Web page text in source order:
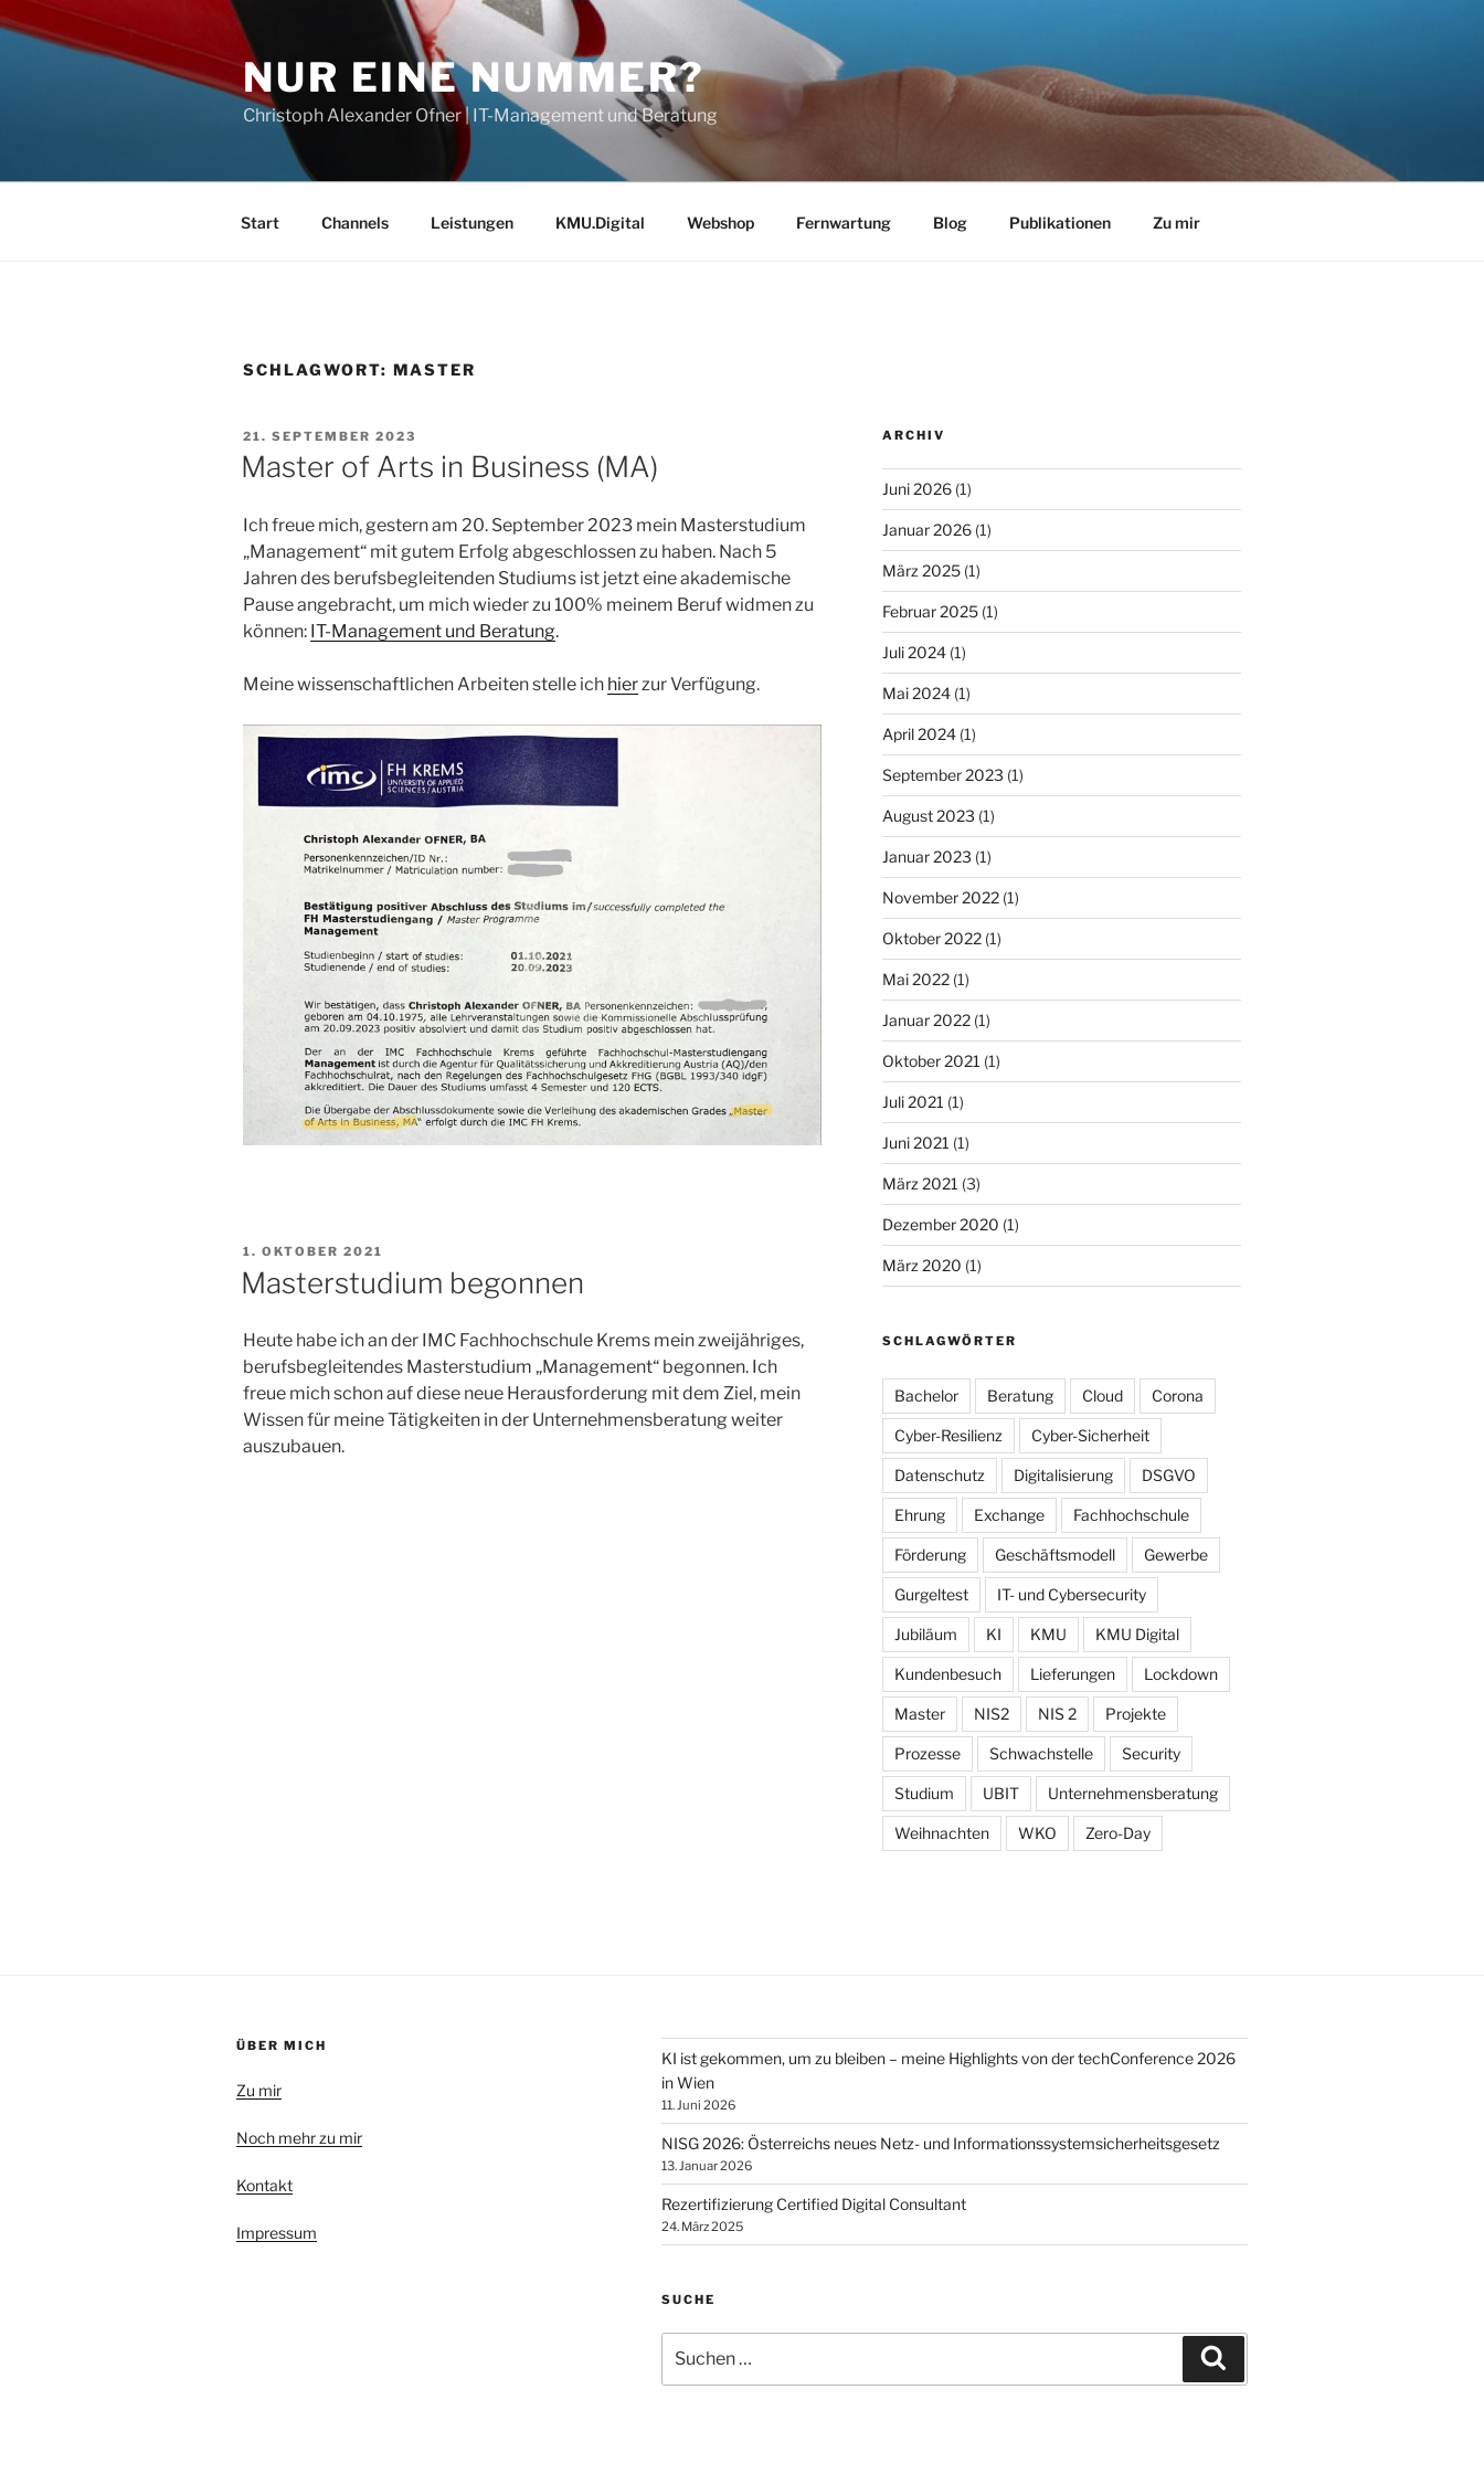
Zum
Inhalt
NUR EINE NUMMER?
Christoph Alexander Ofner | IT-Management und Beratung
Start Channels Leistungen KMU.Digital Webshop Fernwartung Blog Publikationen Zu mir
SCHLAGWORT: MASTER
VERÖFFENTLICHT
AM
21. SEPTEMBER 2023
Master of Arts in Business (MA)
Ich freue mich, gestern am 20. September 2023 mein Masterstudium
„Management“ mit gutem Erfolg abgeschlossen zu haben. Nach 5
Jahren des berufsbegleitenden Studiums ist jetzt eine akademische
Pause angebracht, um mich wieder zu 100% meinem Beruf widmen zu
können: IT-Management und Beratung.
Meine wissenschaftlichen Arbeiten stelle ich hier zur Verfügung.
VERÖFFENTLICHT
AM
1. OKTOBER 2021
Masterstudium begonnen
Heute habe ich an der IMC Fachhochschule Krems mein zweijähriges,
berufsbegleitendes Masterstudium „Management“ begonnen. Ich
freue mich schon auf diese neue Herausforderung mit dem Ziel, mein
Wissen für meine Tätigkeiten in der Unternehmensberatung weiter
auszubauen.
ARCHIV
Juni 2026(1)
Januar 2026(1)
März 2025(1)
Februar 2025(1)
Juli 2024(1)
Mai 2024(1)
April 2024(1)
September 2023 (1)
August 2023 (1)
Januar 2023 (1)
November 2022(1)
Oktober 2022(1)
Mai 2022(1)
Januar 2022(1)
Oktober 2021 (1)
Juli 2021 (1)
Juni 2021 (1)
März 2021 (3)
Dezember 2020 (1)
März 2020 (1)
SCHLAGWÖRTER
Bachelor Beratung Cloud Corona
Cyber-Resilienz Cyber-Sicherheit
Datenschutz Digitalisierung DSGVO
Ehrung Exchange Fachhochschule
Förderung Geschäftsmodell Gewerbe
Gurgeltest IT- und Cybersecurity
Jubiläum KI KMU KMU Digital
Kundenbesuch Lieferungen Lockdown
Master NIS2 NIS 2 Projekte
Prozesse Schwachstelle Security
Studium UBIT Unternehmensberatung
Weihnachten WKO Zero-Day
ÜBER MICH
Zu mir
Noch mehr zu mir
Kontakt
Impressum
KI ist gekommen, um zu bleiben – meine Highlights von der techConference 2026
in Wien
11. Juni 2026
NISG 2026: Österreichs neues Netz- und Informationssystemsicherheitsgesetz
13. Januar 2026
Rezertifizierung Certified Digital Consultant
24. März 2025
SUCHE
nach: